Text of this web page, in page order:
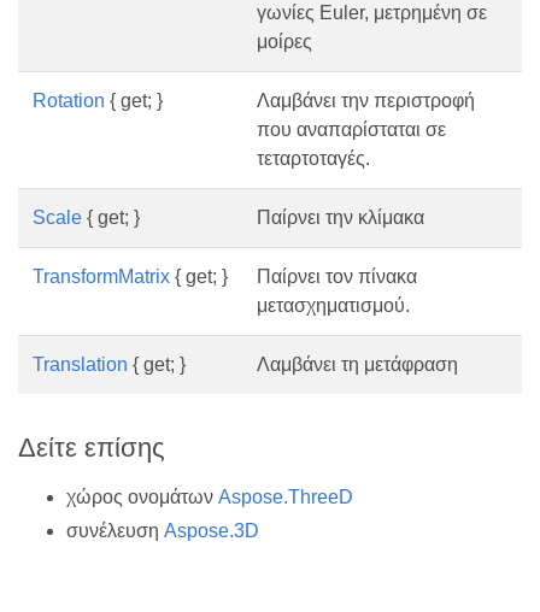
γωνίες Euler, μετρημένη σε
μοίρες
Rotation { get; }
Λαμβάνει την περιστροφή
που αναπαρίσταται σε
τεταρτοταγές.
Scale { get; } Παίρνει την κλίμακα
TransformMatrix { get; }
Παίρνει τον πίνακα
μετασχηματισμού.
Translation { get; } Λαμβάνει τη μετάφραση
Δείτε επίσης
χώρος ονομάτων Aspose.ThreeD
συνέλευση Aspose.3D